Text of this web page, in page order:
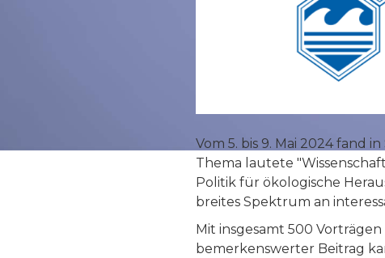
Vom 5. bis 9. Mai 2024 fand
Thema lautete
Politik für ökologische
breites Spektrum an
Mit insgesamt 500
bemerkenswerter Beitrag